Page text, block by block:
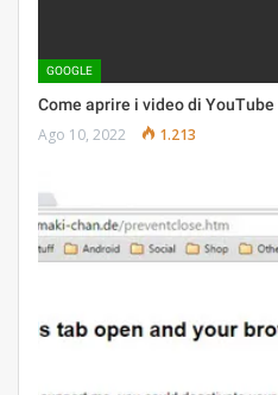
GOOGLE
Come aprire i video di
Ago 10, 2022 1.213